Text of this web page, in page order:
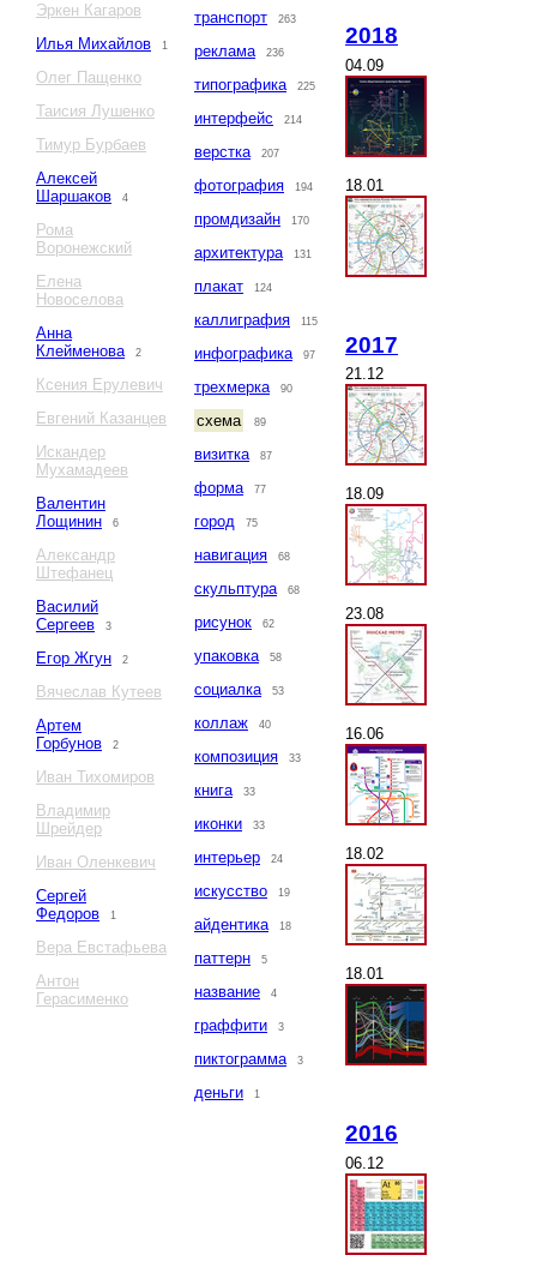
Эркен Кагаров
Илья Михайлов
1
Олег Пащенко
Таисия Лушенко
Тимур Бурбаев
Алексей
Шаршаков
4
Рома
Воронежский
Елена
Новоселова
Анна
Клейменова
2
Ксения Ерулевич
Евгений Казанцев
Искандер
Мухамадеев
Валентин
Лощинин
6
Александр
Штефанец
Василий
Сергеев
3
Егор Жгун 2
Вячеслав Кутеев
Артем
Горбунов
2
Иван Тихомиров
Владимир
Шрейдер
Иван Оленкевич
Сергей
Федоров
1
Вера Евстафьева
Антон
Герасименко
транспорт 263
реклама 236
типографика 225
интерфейс 214
верстка 207
фотография 194
промдизайн 170
архитектура 131
плакат 124
каллиграфия 115
инфографика 97
трехмерка 90
схема 89
визитка 87
форма 77
город 75
навигация 68
скульптура 68
рисунок 62
упаковка 58
социалка 53
коллаж 40
композиция 33
книга 33
иконки 33
интерьер 24
искусство 19
айдентика 18
паттерн 5
название 4
граффити 3
пиктограмма 3
деньги 1
2018
04.09
18.01
2017
21.12
18.09
23.08
16.06
18.02
18.01
2016
06.12